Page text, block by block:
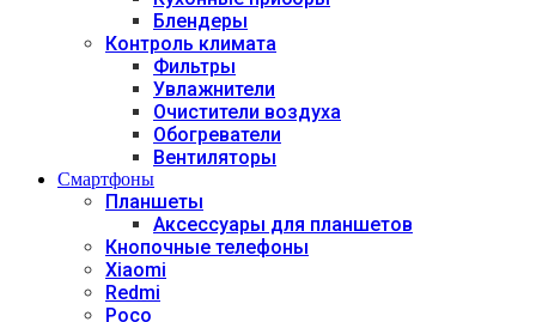
Блендеры
Контроль климата
Фильтры
Увлажнители
Очистители воздуха
Обогреватели
Вентиляторы
Смартфоны
Планшеты
Аксессуары для планшетов
Кнопочные телефоны
Xiaomi
Redmi
Poco